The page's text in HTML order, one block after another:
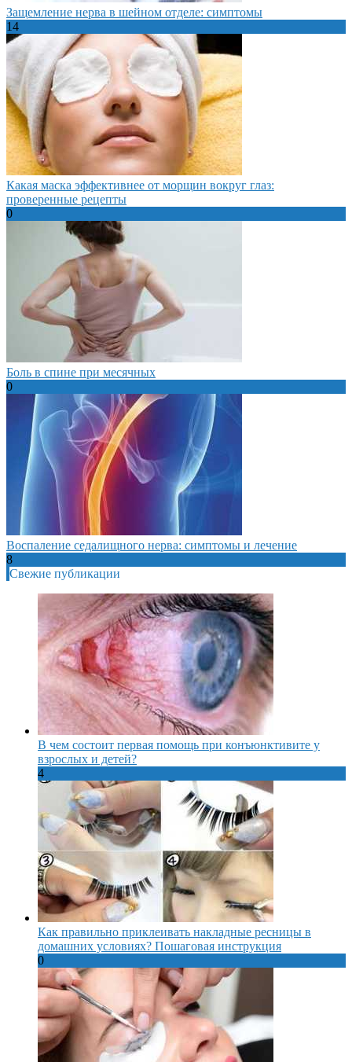
Защемление нерва в шейном отделе: симптомы
14
Какая маска эффективнее от морщин вокруг глаз:
проверенные рецепты
0
Боль в спине при месячных
0
Воспаление седалищного нерва: симптомы и лечение
8
Свежие публикации
В чем состоит первая помощь при конъюнктивите у
взрослых и детей?
4
Как правильно приклеивать накладные ресницы в
домашних условиях? Пошаговая инструкция
0